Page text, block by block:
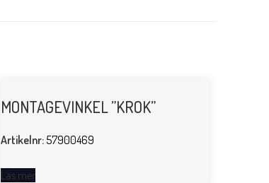
MONTAGEVINKEL ”KROK”
Artikelnr: 57900469
Läs mer